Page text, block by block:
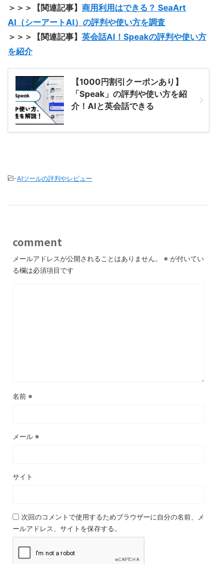
＞＞＞【関連記事】 商用利用はできる？ SeaArt
AI（シーアートAI）の評判や使い方を調査
＞＞＞【関連記事】 英会話AI！Speakの評判や使い方
を紹介
【1000円割引クーポンあり】
「Speak」の評判や使い方を紹
介！AIと英会話できる
-AIツールの評判やレビュー
comment
メールアドレスが公開されることはありません。 ※ が付いてい
る欄は必須項目です
名前 ※
メール ※
サイト
次回のコメントで使用するためブラウザーに自分の名前、メ
ールアドレス、サイトを保存する。